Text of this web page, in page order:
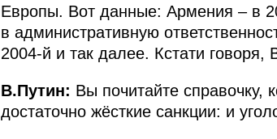
Европы. Вот данные: Армения – в
в административную
2004-й и так далее. Кстати говоря,
В.Путин: Вы почитайте справочку,
достаточно жёсткие санкции: и